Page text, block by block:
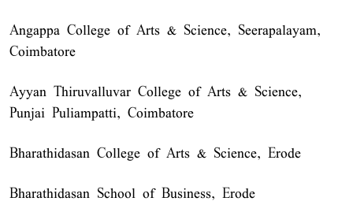
Angappa College of Arts & Science, Seerapalayam,
Coimbatore
Ayyan Thiruvalluvar College of Arts & Science,
Punjai Puliampatti, Coimbatore
Bharathidasan College of Arts & Science, Erode
Bharathidasan School of Business, Erode